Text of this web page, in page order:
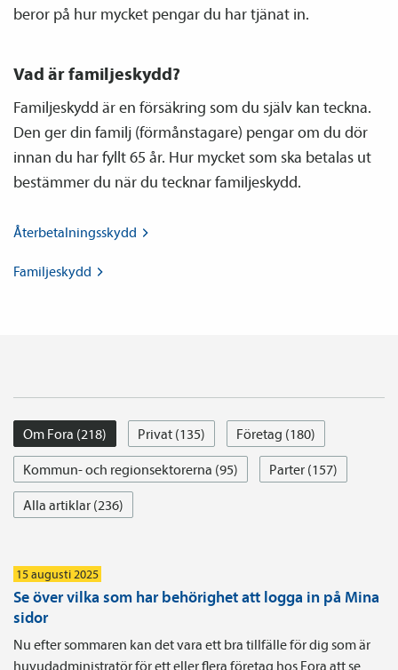
beror på hur mycket pengar du har tjänat in.
Vad är familje­skydd?
Familje­skydd är en försäkring som du själv kan teckna.
Den ger din familj (förmånstagare) pengar om du dör
innan du har fyllt 65 år. Hur mycket som ska betalas ut
bestämmer du när du tecknar familje­skydd.
Återbetalnings­skydd
Familje­skydd
Om Fora (218) Privat (135)
Företag (180)
Kommun- och regionsektorerna (95)
Parter (157)
Alla artiklar (236)
15 augusti 2025
Se över vilka som har behörighet att logga in på Mina
sidor
Nu efter sommaren kan det vara ett bra tillfälle för dig som är
huvudadministratör för ett eller flera företag hos Fora att se